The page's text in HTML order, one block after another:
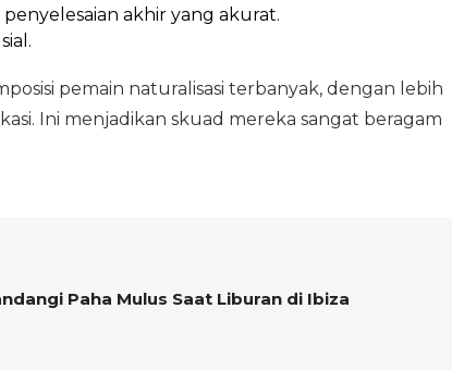
akhir yang akurat.
pemain naturalisasi terbanyak, dengan lebih
Ini menjadikan skuad mereka sangat beragam
Paha Mulus Saat Liburan di Ibiza